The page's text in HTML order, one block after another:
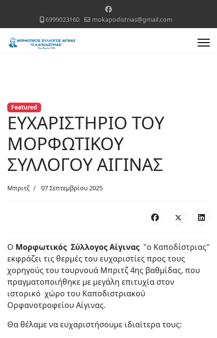
6999023160 mokapodistrias@gmail.com
Featured
ΕΥΧΑΡΙΣΤΗΡΙΟ ΤΟΥ
ΜΟΡΦΩΤΙΚΟΥ
ΣΥΛΛΟΓΟΥ ΑΙΓΙΝΑΣ
Μπριτζ 07 Σεπτεμβρίου 2025
Ο Μορφωτικός Σύλλογος Αίγινας "o Καποδίστριας"
εκφράζει τις θερμές του ευχαριστίες προς τους
χορηγούς του τουρνουά Μπριτζ 4ης βαθμίδας, που
πραγματοποιήθηκε με μεγάλη επιτυχία στον
ιστορικό χώρο του Καποδιστριακού
Ορφανοτροφείου Αίγινας.
Θα θέλαμε να ευχαριστήσουμε ιδιαίτερα τους: